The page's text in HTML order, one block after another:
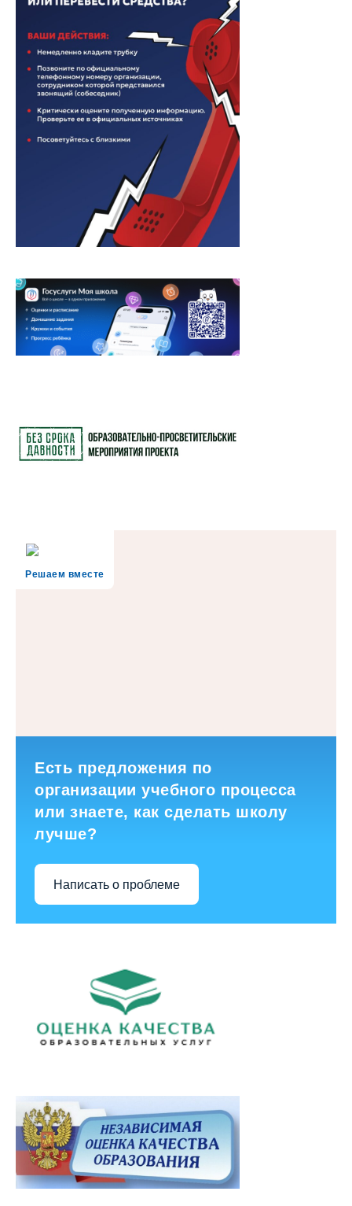
Решаем вместе
Есть предложения по
организации учебного процесса
или знаете, как сделать школу
лучше?
Написать о проблеме